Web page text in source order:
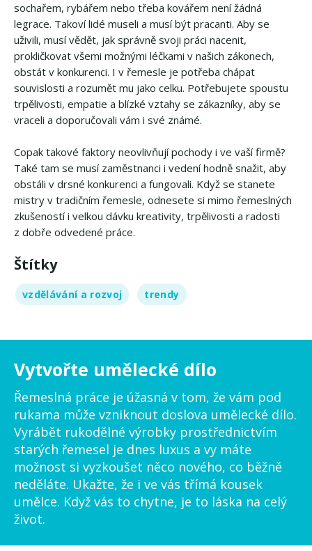
sochařem, rybářem nebo třeba kovářem není žádná
legrace. Takoví lidé museli a musí být pracanti. Aby se
uživili, musí vědět, jak správně svoji práci nacenit,
prokličkovat všemi možnými léčkami v našich zákonech,
obstát v konkurenci. I v řemesle je potřeba chápat
souvislosti a rozumět mu jako celku. Potřebujete spoustu
trpělivosti, empatie a blízké vztahy se zákazníky, aby se
vraceli a doporučovali vám i své známé.
Copak takové faktory neovlivňují pochody i ve vaší firmě?
Také tam se musí zaměstnanci i vedení hodně snažit, aby
obstáli v drsné konkurenci a fungovali. Když se stanete
mistry v tradičním řemesle, odnesete si mimo řemeslných
zkušeností i velkou dávku kreativity, trpělivosti a radosti
z dobře odvedené práce.
Štítky
vzdělávání a rozvoj trendy
Vytvořte umělecké dílo
Řemeslná práce je úžasná v tom, že vám pod
rukama může vzniknout doslova umělecké dílo.
Vyrábět rukodělné výrobky prostřednictvím
starých řemesel je dnes luxus a vy máte
možnost si vyzkoušet něco nového, co běžně
neděláte. Ukažte, že i ve vás třímá kousek
umělce. Když vás to chytne, je to láska na celý
život.